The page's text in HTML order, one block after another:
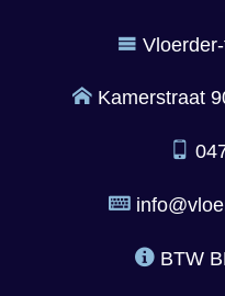
Kamerstraat
BTW